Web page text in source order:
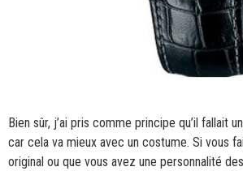
Bien sûr, j’ai pris comme principe qu’il fallait
car cela va mieux avec un costume. Si vous
original ou que vous avez une personnalité